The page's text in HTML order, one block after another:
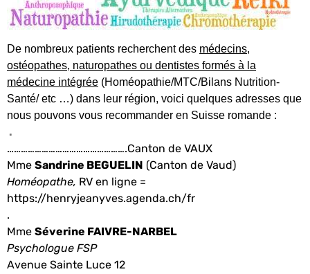
De nombreux patients recherchent des médecins,
ostéopathes, naturopathes ou dentistes formés à la
médecine intégrée (Homéopathie/MTC/Bilans Nutrition-
Santé/ etc …) dans leur région, voici quelques adresses que
nous pouvons vous recommander en Suisse romande :
.
…………………………………………….Canton de VAUX
Mme Sandrine BEGUELIN (Canton de Vaud)
Homéopathe, RV en ligne =
https://henryjeanyves.agenda.ch/fr
.
Mme Séverine FAIVRE-NARBEL
Psychologue FSP
Avenue Sainte Luce 12